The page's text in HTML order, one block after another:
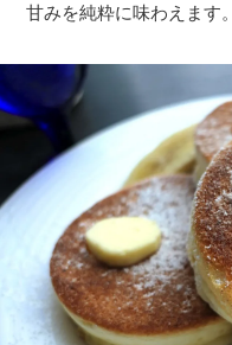
甘みを純粋に味わえます。